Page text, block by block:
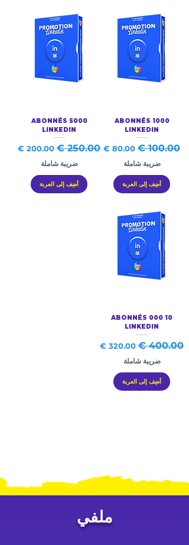
1000 ABONNÉS
LINKEDIN
سعر عادي سعر البيع
ضريبة شاملة
أضِف إلى العربة
5000 ABONNÉS
LINKEDIN
سعر عادي سعر البيع
ضريبة شاملة
أضِف إلى العربة
10 000 ABONNÉS
LINKEDIN
سعر عادي سعر البيع
ضريبة شاملة
أضِف إلى العربة
ملفي